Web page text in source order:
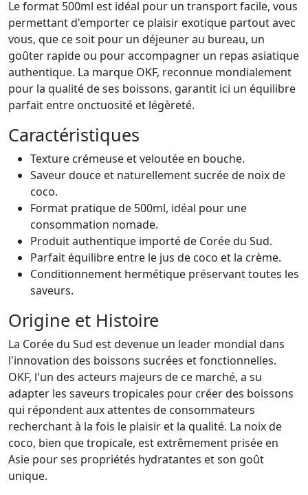
Le format 500ml est idéal pour un transport facile, vous
permettant d'emporter ce plaisir exotique partout avec
vous, que ce soit pour un déjeuner au bureau, un
goûter rapide ou pour accompagner un repas asiatique
authentique. La marque OKF, reconnue mondialement
pour la qualité de ses boissons, garantit ici un équilibre
parfait entre onctuosité et légèreté.
Caractéristiques
Texture crémeuse et veloutée en bouche.
Saveur douce et naturellement sucrée de noix de
coco.
Format pratique de 500ml, idéal pour une
consommation nomade.
Produit authentique importé de Corée du Sud.
Parfait équilibre entre le jus de coco et la crème.
Conditionnement hermétique préservant toutes les
saveurs.
Origine et Histoire
La Corée du Sud est devenue un leader mondial dans
l'innovation des boissons sucrées et fonctionnelles.
OKF, l'un des acteurs majeurs de ce marché, a su
adapter les saveurs tropicales pour créer des boissons
qui répondent aux attentes de consommateurs
recherchant à la fois le plaisir et la qualité. La noix de
coco, bien que tropicale, est extrêmement prisée en
Asie pour ses propriétés hydratantes et son goût
unique.